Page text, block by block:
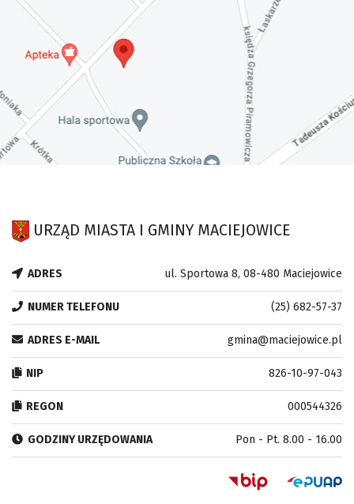
URZĄD MIASTA I GMINY MACIEJOWICE
ADRES ul. Sportowa 8, 08-480 Maciejowice
NUMER TELEFONU (25) 682-57-37
ADRES E-MAIL gmina@maciejowice.pl
NIP 826-10-97-043
REGON 000544326
GODZINY URZĘDOWANIA Pon - Pt. 8.00 - 16.00